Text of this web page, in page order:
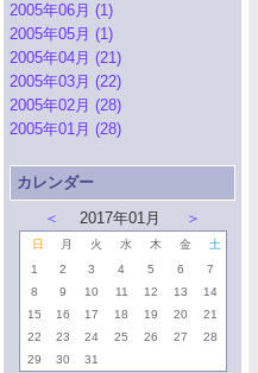
2005年06月 (1)
2005年05月 (1)
2005年04月 (21)
2005年03月 (22)
2005年02月 (28)
2005年01月 (28)
カレンダー
＜
2017年01月 ＞
日 月 火 水 木 金
土
1
2 3 4 5 6
7
8
9 10 11 12 13
14
15
16 17 18 19 20
21
22
23 24 25 26 27
28
29
30 31